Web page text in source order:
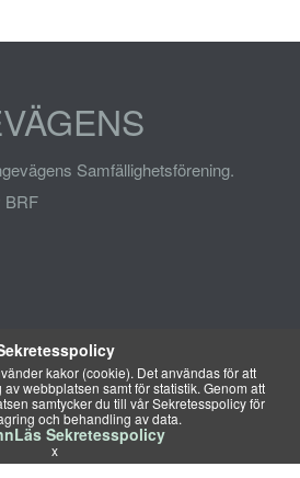
Samfällighetsförening.
BRF
kakor (cookie). Det användas för att
webbplatsen samt för statistik. Genom att
samtycker du till vår Sekretesspolicy för
och behandling av data.
Läs Sekretesspolicy
x